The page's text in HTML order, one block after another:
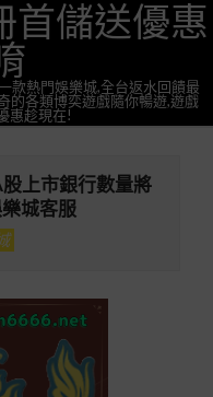
首儲送優惠
款熱門娛樂城,全台返水回饋最
的各類博奕遊戲隨你暢遊,遊戲
惠趁現在!
上市銀行數量將
城客服